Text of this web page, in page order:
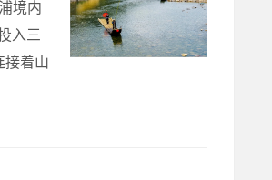
境内
入三
接着山